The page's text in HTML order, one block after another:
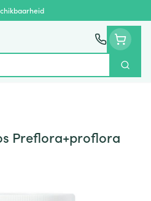
Zoek
Preflora+proflora